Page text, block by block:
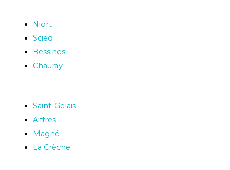
Niort
Scieq
Bessines
Chauray
Saint-Gelais
Aiffres
Magné
La Crèche